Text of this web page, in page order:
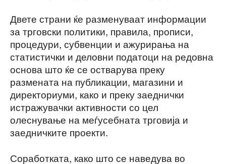
Двете страни ќе разменуваат информации
за трговски политики, правила, прописи,
процедури, субвенции и ажурирања на
статистички и деловни податоци на редовна
основа што ќе се остварува преку
размената на публикации, магазини и
директориуми, како и преку заеднички
истражувачки активности со цел
олеснување на меѓусебната трговија и
заедничките проекти.
Соработката, како што се наведува во